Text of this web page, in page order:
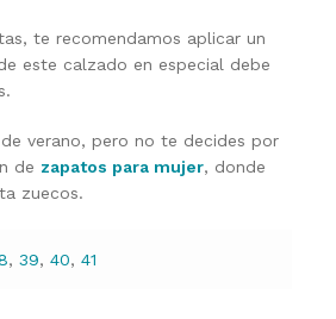
te recomendamos aplicar un
este calzado en especial debe
verano, pero no te decides por
de zapatos para mujer, donde
zuecos.
, 39, 40, 41